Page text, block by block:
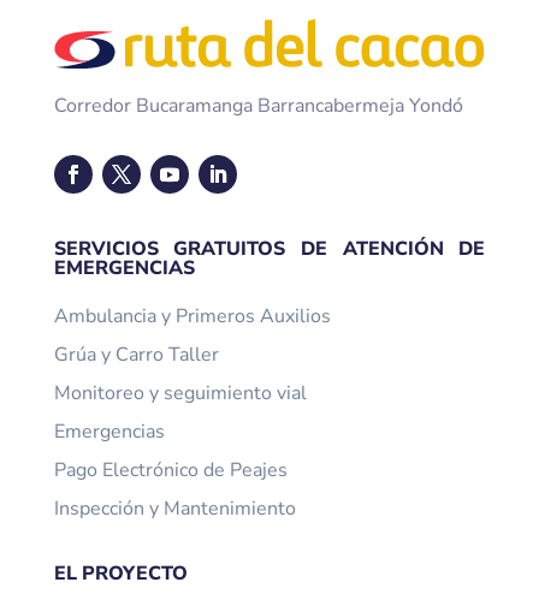
Corredor Bucaramanga Barrancabermeja Yondó
SERVICIOS GRATUITOS DE ATENCIÓN DE
EMERGENCIAS
Ambulancia y Primeros Auxilios
Grúa y Carro Taller
Monitoreo y seguimiento vial
Emergencias
Pago Electrónico de Peajes
Inspección y Mantenimiento
EL PROYECTO